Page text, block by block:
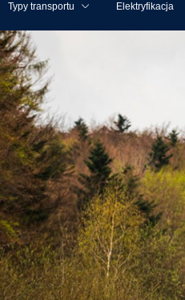
Typy transportu Elektryfikacja